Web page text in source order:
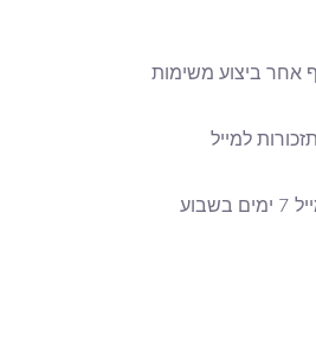
אחר ביצוע משימות
למייל
טלפונית או במייל 7 ימים בשבוע